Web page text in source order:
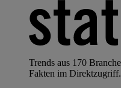
Trends aus 170
Fakten im Direktzugriff.